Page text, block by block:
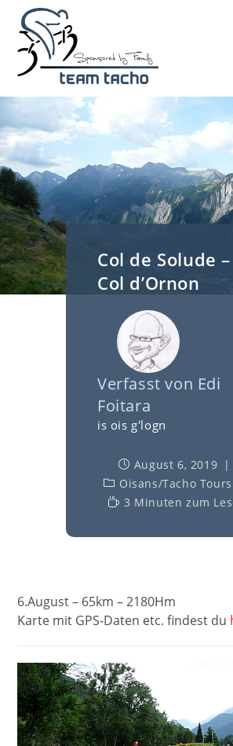
Inhalt
springen
Col de Solude –
Col d’Ornon
Verfasst von Edi
Foitara
is ois g'logn
August 6, 2019
Oisans/Tacho Tours
3 Minuten zum
6.August – 65km – 2180Hm
Karte mit GPS-Daten etc. findest du